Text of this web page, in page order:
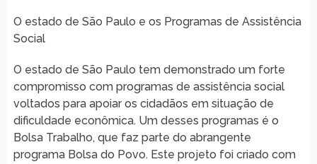
O estado de São Paulo e os Programas de Assistência
Social
O estado de São Paulo tem demonstrado um forte
compromisso com programas de assistência social
voltados para apoiar os cidadãos em situação de
dificuldade econômica. Um desses programas é o
Bolsa Trabalho, que faz parte do abrangente
programa Bolsa do Povo. Este projeto foi criado com